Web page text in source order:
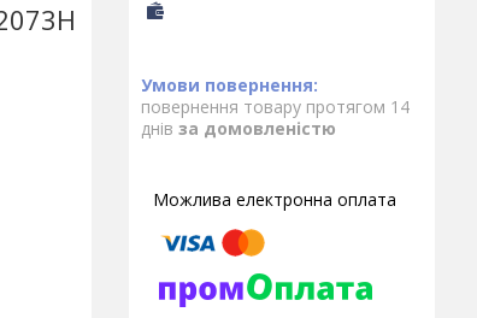
повернення товару протягом 14
днів за домовленістю